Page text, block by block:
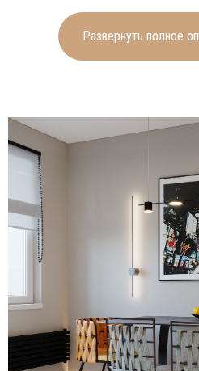
помещений
лаконичные тона
светло-серый,
выбеленный
«Изюминкой»
стала игровая
заменила
ней темные стены и
оттеняются
оригинальными
Особенностью
помещения
огромное, во всю
визуально
Развернуть полное